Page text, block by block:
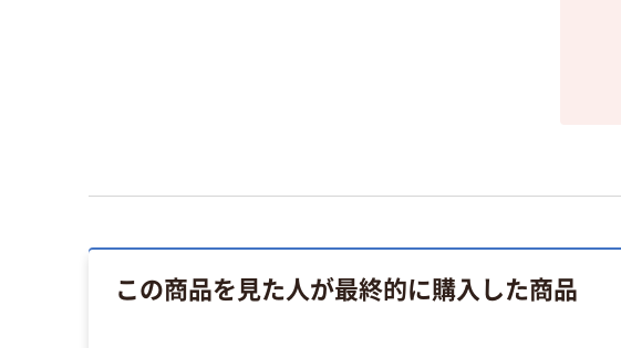
この商品を見た人が最終的に購入した商品